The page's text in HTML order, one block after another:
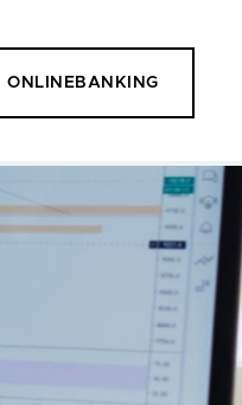
ONLINEBANKING